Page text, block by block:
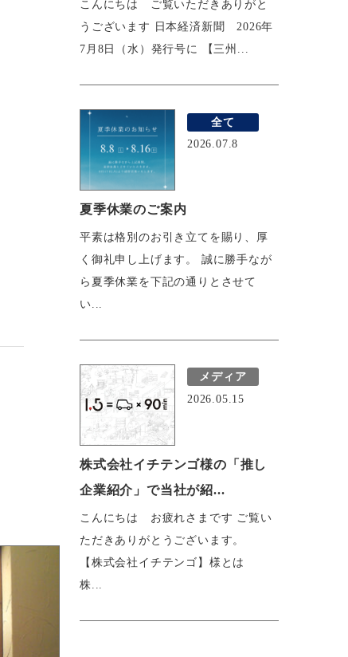
こんにちは ご覧いただきありがと
うございます 日本経済新聞 2026年
7月8日（水）発行号に 【三州...
全て
2026.07.8
夏季休業のご案内
平素は格別のお引き立てを賜り、厚
く御礼申し上げます。 誠に勝手なが
ら夏季休業を下記の通りとさせて
い...
メディア
2026.05.15
株式会社イチテンゴ様の「推し
企業紹介」で当社が紹...
こんにちは お疲れさまです ご覧い
ただきありがとうございます。
【株式会社イチテンゴ】様とは
株...